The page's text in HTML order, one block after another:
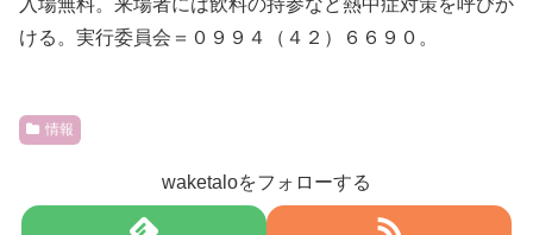
ける。実行委員会＝０９９４（４２）６６９０。
情報
waketaloをフォローする